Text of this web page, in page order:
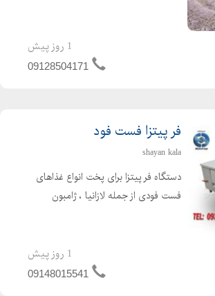
1 روز پیش
09128504171
فر پیتزا فست فود
shayan kala
دستگاه فر پیتزا برای پخت انواع غذاهای
فست فودی از جمله لازانیا ، ژامبون
انواع مختلف صندوقی ، ریلی ، آجری ،
1 روز پیش
09148015541